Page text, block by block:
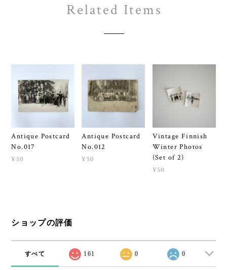
Related Items
Antique Postcard
No.017
¥50
Antique Postcard
No.012
¥50
Vintage Finnish
Winter Photos
(Set of 2)
¥50
ショップの評価
すべて 161 0 0